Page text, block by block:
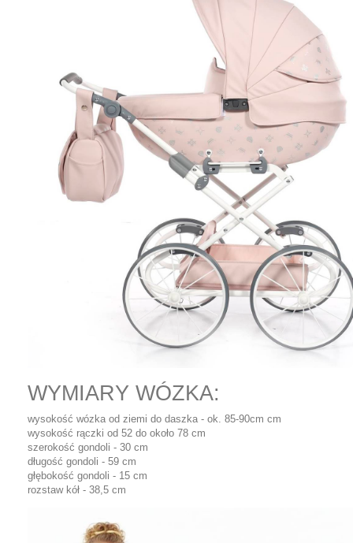
WYMIARY WÓZKA:
wysokość wózka od ziemi do daszka - ok. 85-90cm cm
wysokość rączki od 52 do około 78 cm
szerokość gondoli - 30 cm
długość gondoli - 59 cm
głębokość gondoli - 15 cm
rozstaw kół - 38,5 cm